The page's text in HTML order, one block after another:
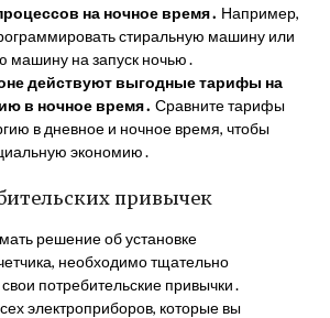
на ночное время․ Например,
стиральную машину или
машину на запуск ночью․
действуют выгодные тарифы на
в ночное время․ Сравните тарифы
в дневное и ночное время, чтобы
экономию․
привычек
решение об установке
необходимо тщательно
потребительские привычки․
электроприборов, которые вы